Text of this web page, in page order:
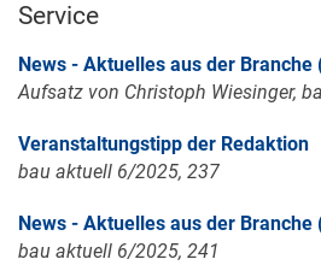
Service
News - Aktuelles aus der Branche
Aufsatz von Christoph Wiesinger,
Veranstaltungstipp der Redaktion
bau aktuell 6/2025, 237
News - Aktuelles aus der Branche
bau aktuell 6/2025, 241